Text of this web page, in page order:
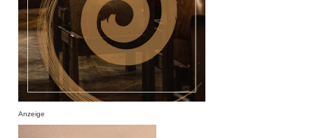
Anzeige